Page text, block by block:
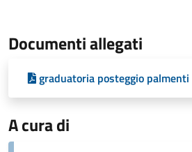
Documenti allegati
graduatoria posteggio palmenti
A cura di